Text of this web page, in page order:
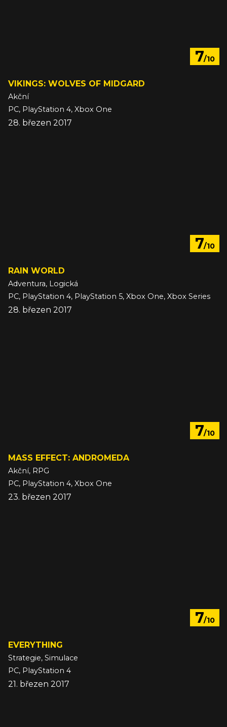
7/10
VIKINGS: WOLVES OF MIDGARD
Akční
PC, PlayStation 4, Xbox One
28. březen 2017
7/10
RAIN WORLD
Adventura, Logická
PC, PlayStation 4, PlayStation 5, Xbox One, Xbox Series
28. březen 2017
7/10
MASS EFFECT: ANDROMEDA
Akční, RPG
PC, PlayStation 4, Xbox One
23. březen 2017
7/10
EVERYTHING
Strategie, Simulace
PC, PlayStation 4
21. březen 2017